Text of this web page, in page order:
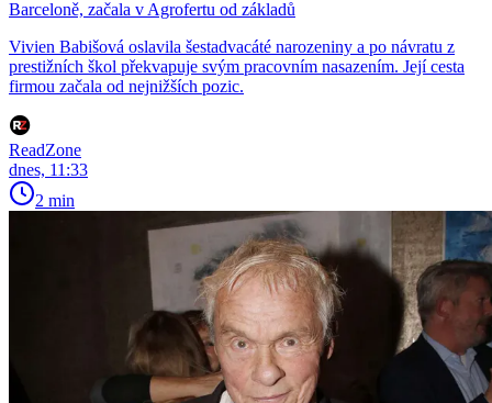
Barceloně, začala v Agrofertu od základů
Vivien Babišová oslavila šestadvacáté narozeniny a po návratu z
prestižních škol překvapuje svým pracovním nasazením. Její cesta
firmou začala od nejnižších pozic.
ReadZone
dnes, 11:33
2 min